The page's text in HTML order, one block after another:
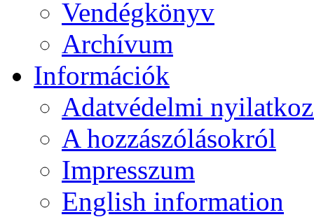
Vendégkönyv
Archívum
Információk
Adatvédelmi
A hozzászólásokról
Impresszum
English information